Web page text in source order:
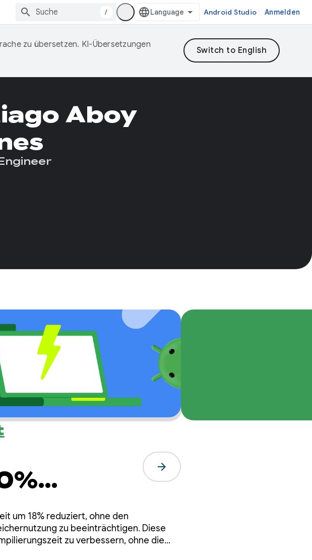
/ Android Studio Anmelden
zu übersetzen. KI-Übersetzungen
Aboy
arrow_forward
um 18% reduziert, ohne den
zu beeinträchtigen. Diese
zu verbessern, ohne die
Codes zu beeinträchtigen.